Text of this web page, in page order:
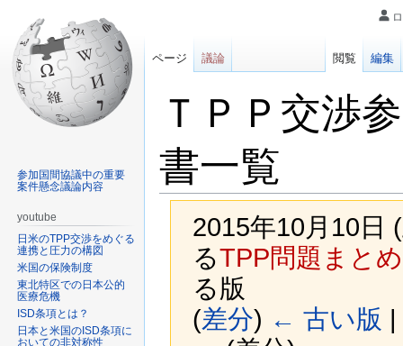
ＴＰＰ交渉
書一覧
2015年10月10日
るTPP問題まとめ
る版
(差分) ← 古い版
ページ 議論 閲覧 編集
参加国間協議中の重要
案件懸念議論内容
youtube
日米のTPP交渉をめぐる
連携と圧力の構図
米国の保険制度
東北特区での日本公的
医療危機
ISD条項とは？
日本と米国のISD条項に
おいての非対称性